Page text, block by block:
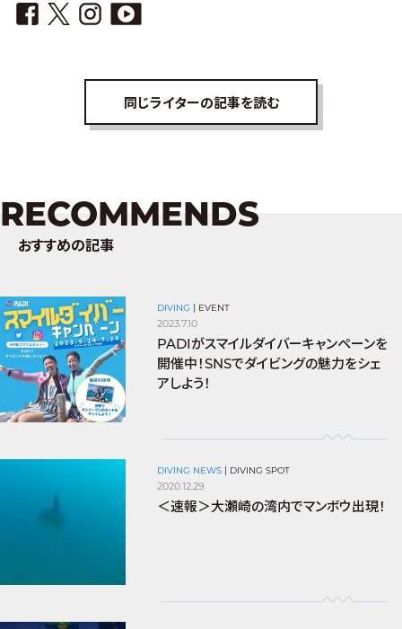
同じライターの記事を読む
RECOMMENDS
おすすめの記事
DIVING EVENT
2023.7.10
PADIがスマイルダイバーキャンペーンを
開催中！SNSでダイビングの魅力をシェ
アしよう！
DIVING NEWS DIVING SPOT
2020.12.29
＜速報＞大瀬崎の湾内でマンボウ出現！